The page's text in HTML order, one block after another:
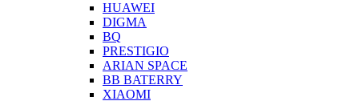
HUAWEI
DIGMA
BQ
PRESTIGIO
ARIAN SPACE
BB BATERRY
XIAOMI